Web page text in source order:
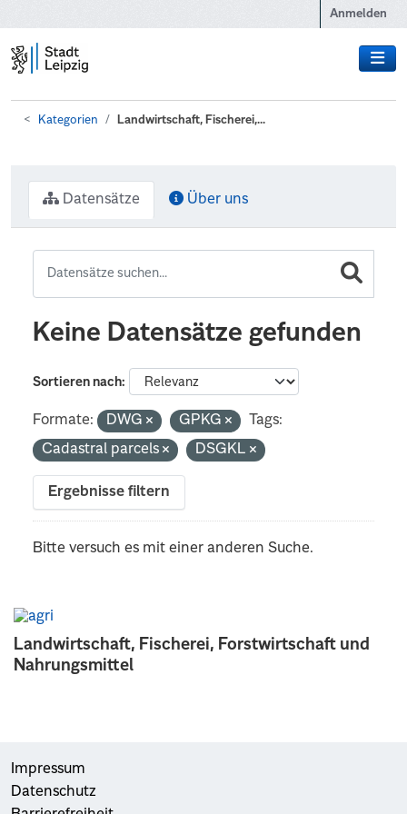
Anmelden
Kategorien Landwirtschaft, Fischerei,...
Landwirtschaft, Fischerei, Forstwirtschaft und
Nahrungsmittel
Datensätze Über uns
Keine Datensätze gefunden
Sortieren nach
Formate: DWG GPKG
Tags:
Cadastral parcels
DSGKL
Ergebnisse filtern
Bitte versuch es mit einer anderen Suche.
Impressum
Datenschutz